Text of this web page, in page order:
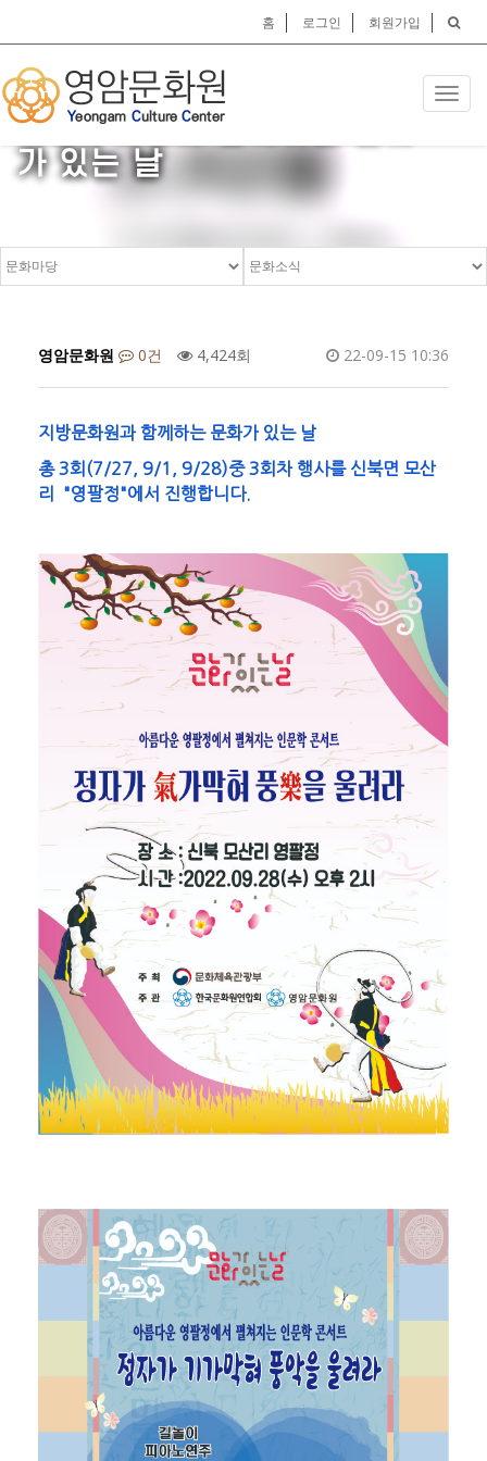
홈 로그인 회원가입
지방문화원과 함께하는 문화
가 있는 날
영암문화원 0건 4,424회 22-09-15 10:36
지방문화원과 함께하는 문화가 있는 날
총 3회(7/27, 9/1, 9/28)중 3회차 행사를 신북면 모산
리 "영팔정"에서 진행합니다.